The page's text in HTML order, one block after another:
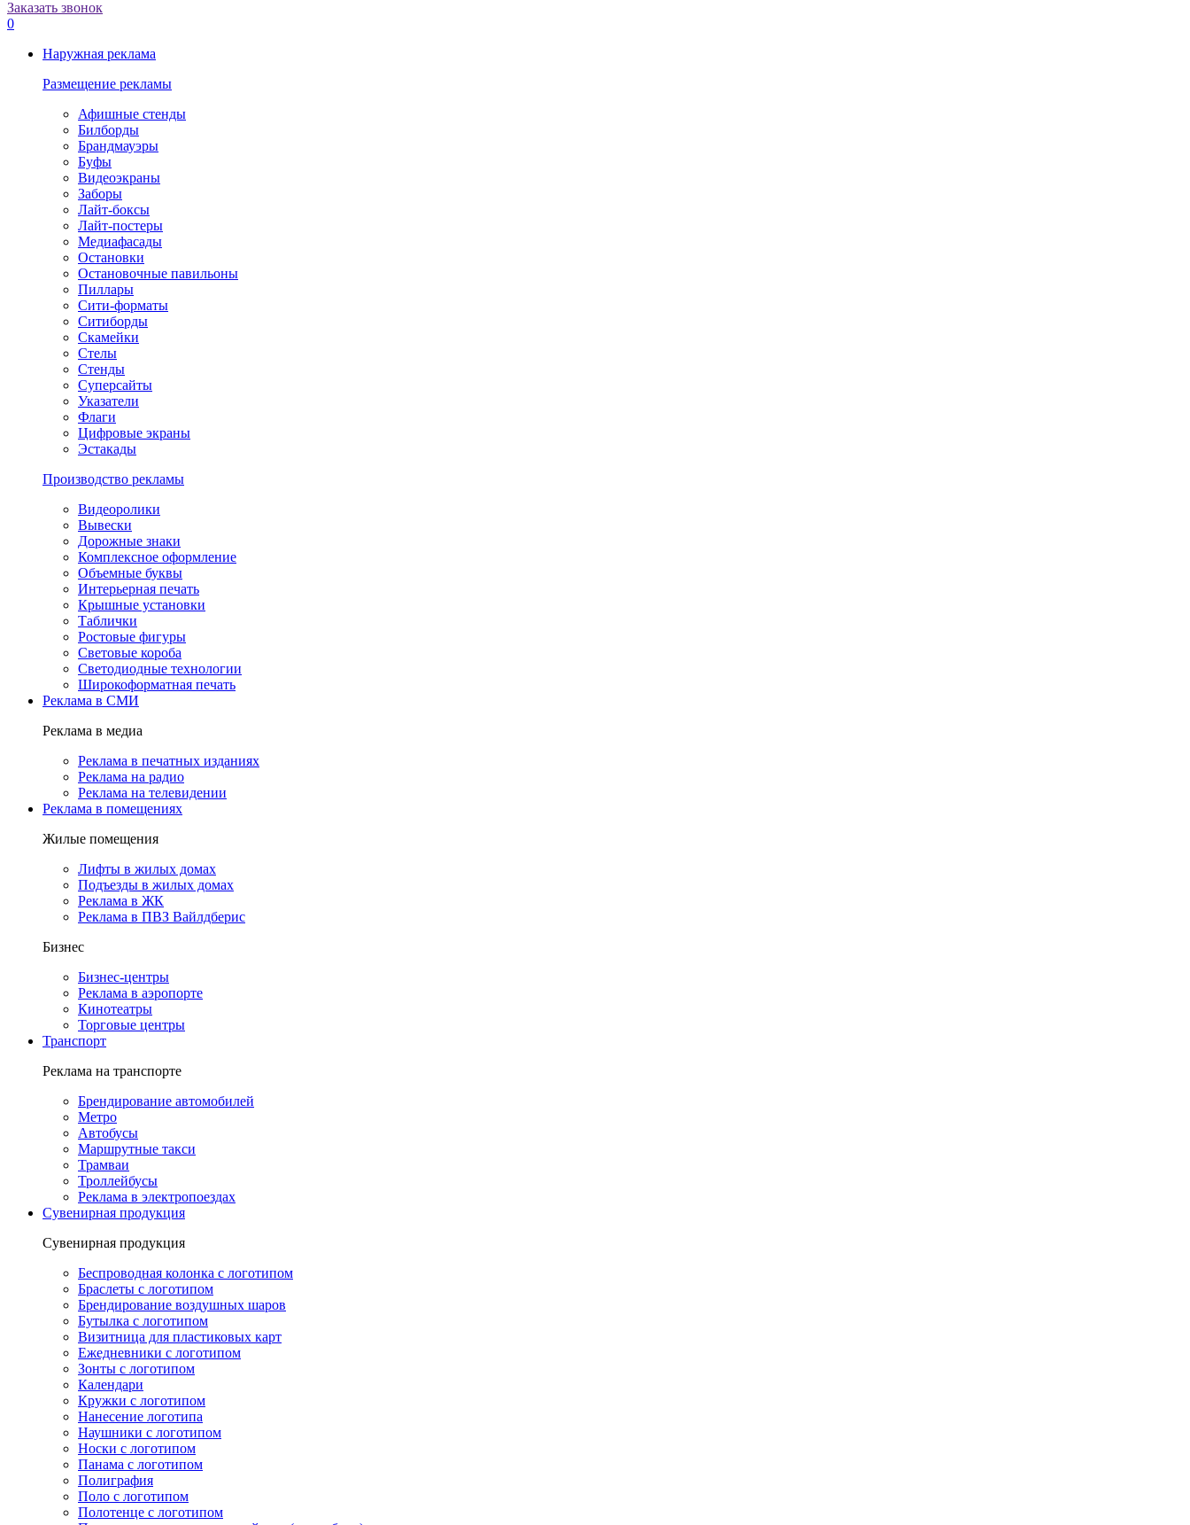
Заказать звонок
0
Наружная реклама
Размещение рекламы
Афишные стенды
Билборды
Брандмауэры
Буфы
Видеоэкраны
Заборы
Лайт-боксы
Лайт-постеры
Медиафасады
Остановки
Остановочные павильоны
Пиллары
Сити-форматы
Ситиборды
Скамейки
Стелы
Стенды
Суперсайты
Указатели
Флаги
Цифровые экраны
Эстакады
Производство рекламы
Видеоролики
Вывески
Дорожные знаки
Комплексное оформление
Объемные буквы
Интерьерная печать
Крышные установки
Таблички
Ростовые фигуры
Световые короба
Светодиодные технологии
Широкоформатная печать
Реклама в СМИ
Реклама в медиа
Реклама в печатных изданиях
Реклама на радио
Реклама на телевидении
Реклама в помещениях
Жилые помещения
Лифты в жилых домах
Подъезды в жилых домах
Реклама в ЖК
Реклама в ПВЗ Вайлдберис
Бизнес
Бизнес-центры
Реклама в аэропорте
Кинотеатры
Торговые центры
Транспорт
Реклама на транспорте
Брендирование автомобилей
Метро
Автобусы
Маршрутные такси
Трамваи
Троллейбусы
Реклама в электропоездах
Сувенирная продукция
Сувенирная продукция
Беспроводная колонка с логотипом
Браслеты с логотипом
Брендирование воздушных шаров
Бутылка с логотипом
Визитница для пластиковых карт
Ежедневники с логотипом
Зонты с логотипом
Календари
Кружки с логотипом
Нанесение логотипа
Наушники с логотипом
Носки с логотипом
Панама с логотипом
Полиграфия
Поло с логотипом
Полотенце с логотипом